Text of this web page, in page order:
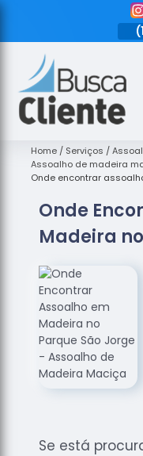
Assoalhos
de Madeira
Decks de
Empresas
de
de Madeira
Loja de
Assoalhos
Raspagem
de
Assoalhos
Raspagem
Home Serviços
Assoalho de madeira
Onde encontrar
Onde
Madeira
Se está